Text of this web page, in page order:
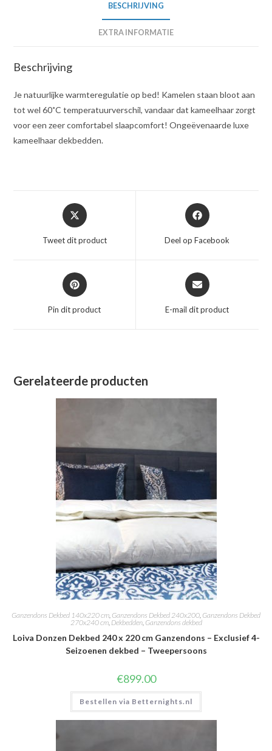
BESCHRIJVING
EXTRA INFORMATIE
Beschrijving
Je natuurlijke warmteregulatie op bed! Kamelen staan bloot aan
tot wel 60˚C temperatuurverschil, vandaar dat kameelhaar zorgt
voor een zeer comfortabel slaapcomfort! Ongeëvenaarde luxe
kameelhaar dekbedden.
Opent
in
nieuw
Tweet dit product
Opent
in
nieuw
Deel op Facebook
Opent
in
nieuw
Pin dit product
Opent
in
nieuw
E-mail dit product
Gerelateerde producten
Ganzendons Dekbed 140x220 cm, Ganzendons Dekbed 240x200, Ganzendons Dekbed
270x240 cm, Dekbedden, Ganzendons dekbed
Loiva Donzen Dekbed 240 x 220 cm Ganzendons – Exclusief 4-
Seizoenen dekbed – Tweepersoons
€899.00
Bestellen via Betternights.nl